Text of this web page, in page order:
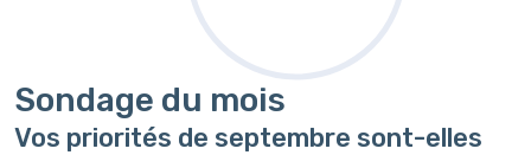
Sondage du mois
Vos priorités de septembre sont-elles